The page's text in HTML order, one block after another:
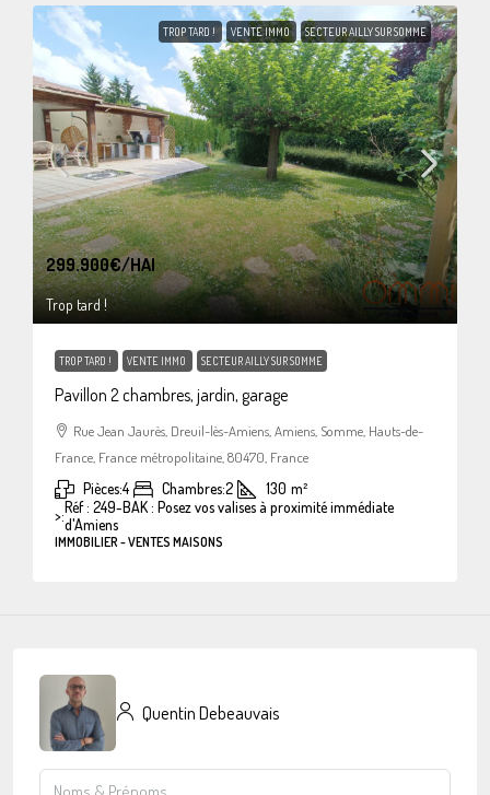
TROP TARD ! VENTE IMMO SECTEUR AILLY SUR SOMME
299.900€/HAI
Trop tard !
TROP TARD ! VENTE IMMO SECTEUR AILLY SUR SOMME
Pavillon 2 chambres, jardin, garage
Rue Jean Jaurès, Dreuil-lès-Amiens, Amiens, Somme, Hauts-de-
France, France métropolitaine, 80470, France
Pièces:4 Chambres:2 130 m²
>:Réf : 249-BAK : Posez vos valises à proximité immédiate
d'Amiens
IMMOBILIER - VENTES MAISONS
Quentin Debeauvais